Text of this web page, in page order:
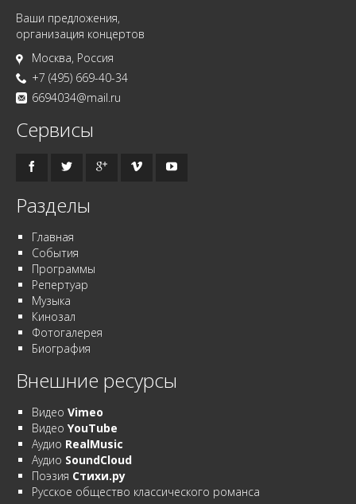
Ваши предложения,
организация концертов
Москва, Россия
+7 (495) 669-40-34
6694034@mail.ru
Сервисы
Разделы
Главная
События
Программы
Репертуар
Музыка
Кинозал
Фотогалерея
Биография
Внешние ресурсы
Видео Vimeo
Видео YouTube
Аудио RealMusic
Аудио SoundCloud
Поэзия Стихи.ру
Русское общество классического романса